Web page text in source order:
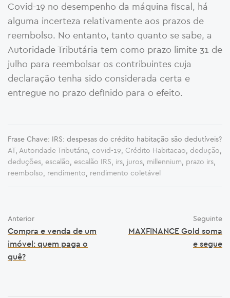
Covid-19 no desempenho da máquina fiscal, há
alguma incerteza relativamente aos prazos de
reembolso. No entanto, tanto quanto se sabe, a
Autoridade Tributária tem como prazo limite 31 de
julho para reembolsar os contribuintes cuja
declaração tenha sido considerada certa e
entregue no prazo definido para o efeito.
Frase Chave: IRS: despesas do crédito habitação são dedutíveis?
AT, Autoridade Tributária, covid-19, Crédito Habitacao, dedução,
deduções, escalão, escalão IRS, irs, juros, millennium, prazo irs,
reembolso, rendimento, rendimento coletável
Anterior
Compra e venda de um
imóvel: quem paga o
quê?
Seguinte
MAXFINANCE Gold soma
e segue